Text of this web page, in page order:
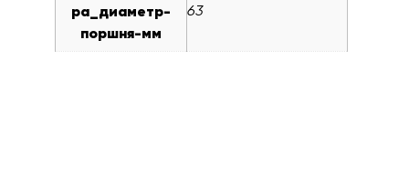
pa_диаметр-
поршня-мм
63